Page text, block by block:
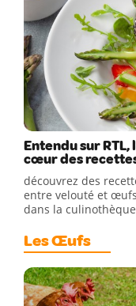
Entendu sur
cœur des
découvrez des
entre velouté et
dans la
Les Œufs